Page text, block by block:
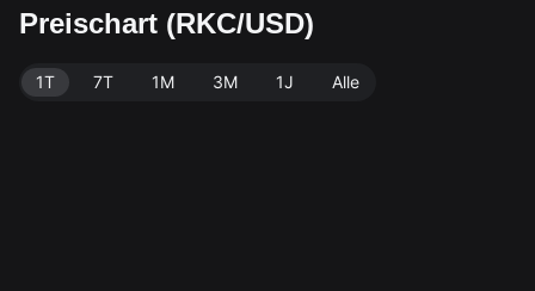
Preischart (RKC/USD)
1T 7T 1M 3M 1J Alle